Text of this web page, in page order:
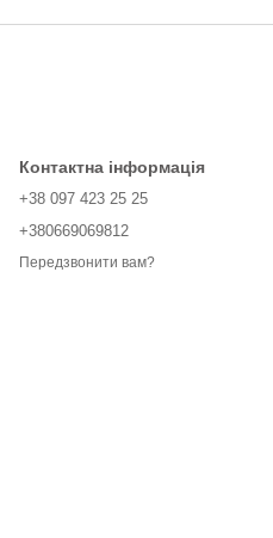
Контактна інформація
+38 097 423 25 25
+380669069812
Передзвонити вам?